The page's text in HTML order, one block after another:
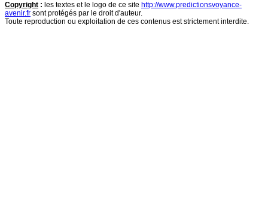
Copyright : les textes et le logo de ce site http://www.predictionsvoyance-
avenir.fr sont protégés par le droit d'auteur.
Toute reproduction ou exploitation de ces contenus est strictement interdite.